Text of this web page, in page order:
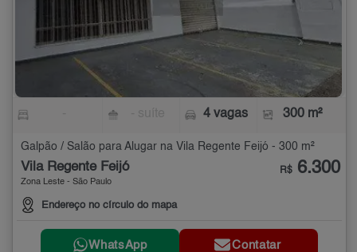
4 vagas 300 m²
Galpão / Salão para Alugar na Vila Regente Feijó - 300 m²
Vila Regente Feijó
Zona Leste - São Paulo
Endereço no círculo do mapa
R$ 6.300
WhatsApp Contatar